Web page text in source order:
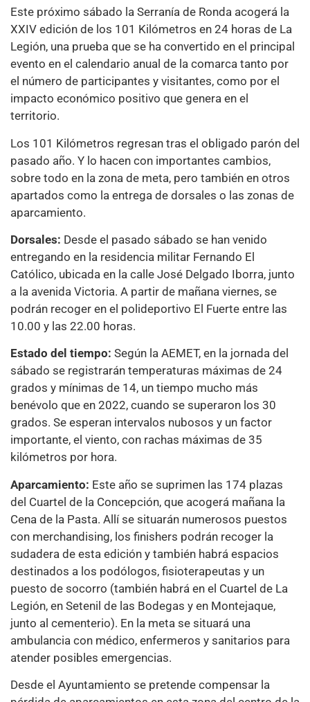
Este próximo sábado la Serranía de Ronda acogerá la
XXIV edición de los 101 Kilómetros en 24 horas de La
Legión, una prueba que se ha convertido en el principal
evento en el calendario anual de la comarca tanto por
el número de participantes y visitantes, como por el
impacto económico positivo que genera en el
territorio.
Los 101 Kilómetros regresan tras el obligado parón del
pasado año. Y lo hacen con importantes cambios,
sobre todo en la zona de meta, pero también en otros
apartados como la entrega de dorsales o las zonas de
aparcamiento.
Dorsales: Desde el pasado sábado se han venido
entregando en la residencia militar Fernando El
Católico, ubicada en la calle José Delgado Iborra, junto
a la avenida Victoria. A partir de mañana viernes, se
podrán recoger en el polideportivo El Fuerte entre las
10.00 y las 22.00 horas.
Estado del tiempo: Según la AEMET, en la jornada del
sábado se registrarán temperaturas máximas de 24
grados y mínimas de 14, un tiempo mucho más
benévolo que en 2022, cuando se superaron los 30
grados. Se esperan intervalos nubosos y un factor
importante, el viento, con rachas máximas de 35
kilómetros por hora.
Aparcamiento: Este año se suprimen las 174 plazas
del Cuartel de la Concepción, que acogerá mañana la
Cena de la Pasta. Allí se situarán numerosos puestos
con merchandising, los finishers podrán recoger la
sudadera de esta edición y también habrá espacios
destinados a los podólogos, fisioterapeutas y un
puesto de socorro (también habrá en el Cuartel de La
Legión, en Setenil de las Bodegas y en Montejaque,
junto al cementerio). En la meta se situará una
ambulancia con médico, enfermeros y sanitarios para
atender posibles emergencias.
Desde el Ayuntamiento se pretende compensar la